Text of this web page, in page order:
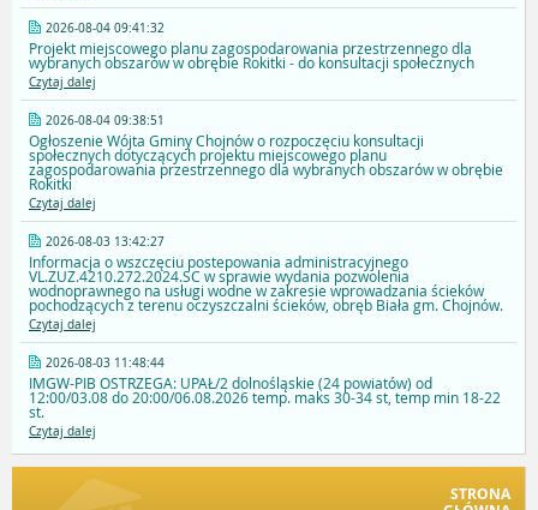
2026-08-04 09:41:32
Projekt miejscowego planu zagospodarowania przestrzennego dla
wybranych obszarów w obrębie Rokitki - do konsultacji społecznych
Czytaj dalej
2026-08-04 09:38:51
Ogłoszenie Wójta Gminy Chojnów o rozpoczęciu konsultacji
społecznych dotyczących projektu miejscowego planu
zagospodarowania przestrzennego dla wybranych obszarów w obrębie
Rokitki
Czytaj dalej
2026-08-03 13:42:27
Informacja o wszczęciu postepowania administracyjnego
VL.ZUZ.4210.272.2024.SC w sprawie wydania pozwolenia
wodnoprawnego na usługi wodne w zakresie wprowadzania ścieków
pochodzących z terenu oczyszczalni ścieków, obręb Biała gm. Chojnów.
Czytaj dalej
2026-08-03 11:48:44
IMGW-PIB OSTRZEGA: UPAŁ/2 dolnośląskie (24 powiatów) od
12:00/03.08 do 20:00/06.08.2026 temp. maks 30-34 st, temp min 18-22
st.
Czytaj dalej
STRONA